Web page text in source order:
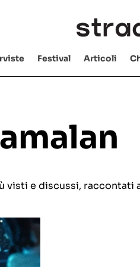
Festival Articoli
visti e discussi, raccontati